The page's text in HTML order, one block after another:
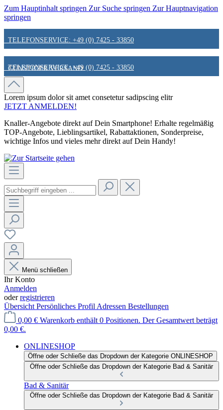
Zum Hauptinhalt springen Zur Suche springen Zur Hauptnavigation
springen
TELEFONSERVICE: +49 (0) 7425 - 33850
GÜNSTIGER VERSAND
FAIR & KUNDENORIENTIERT
HINWEIS ZU STATIONÄREN PREISEN
TELEFONSERVICE: +49 (0) 7425 - 33850
GÜNSTIGER VERSAND
FAIR & KUNDENORIENTIERT
HINWEIS ZU STATIONÄREN PREISEN
Lorem ipsum dolor sit amet consetetur sadipscing elitr
JETZT ANMELDEN!
Knaller-Angebote direkt auf Dein Smartphone! Erhalte regelmäßig
TOP-Angebote, Lieblingsartikel, Rabattaktionen, Sonderpreise,
wichtige Infos und vieles mehr direkt auf Dein Handy!
Menü schließen
Ihr Konto
Anmelden
oderregistrieren
Übersicht Persönliches Profil Adressen Bestellungen
0,00 € Warenkorb enthält 0 Positionen. Der Gesamtwert beträgt
0,00 €.
ONLINESHOP
Öffne oder Schließe das Dropdown der Kategorie ONLINESHOP
Öffne oder Schließe das Dropdown der Kategorie Bad & Sanitär
Bad & Sanitär
Öffne oder Schließe das Dropdown der Kategorie Bad & Sanitär